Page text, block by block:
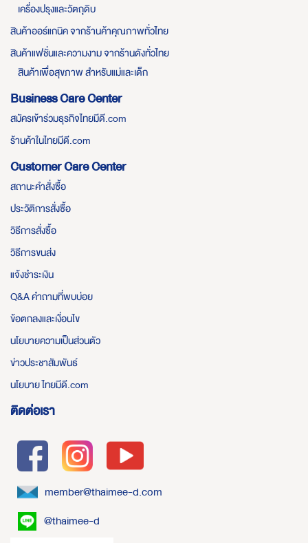
เครื่องปรุงและวัตถุดิบ
สินค้าออร์แกนิค จากร้านค้าคุณภาพทั่วไทย
สินค้าแฟชั่นและความงาม จากร้านดังทั่วไทย
สินค้าเพื่อสุขภาพ สำหรับแม่และเด็ก
Business Care Center
สมัครเข้าร่วมธุรกิจไทยมีดี.com
ร้านค้าในไทยมีดี.com
Customer Care Center
สถานะคำสั่งซื้อ
ประวัติการสั่งซื้อ
วิธีการสั่งซื้อ
วิธีการขนส่ง
แจ้งชำระเงิน
Q&A คำถามที่พบบ่อย
ข้อตกลงและเงื่อนไข
นโยบายความเป็นส่วนตัว
ข่าวประชาสัมพันธ์
นโยบาย ไทยมีดี.com
ติดต่อเรา
member@thaimee-d.com
@thaimee-d